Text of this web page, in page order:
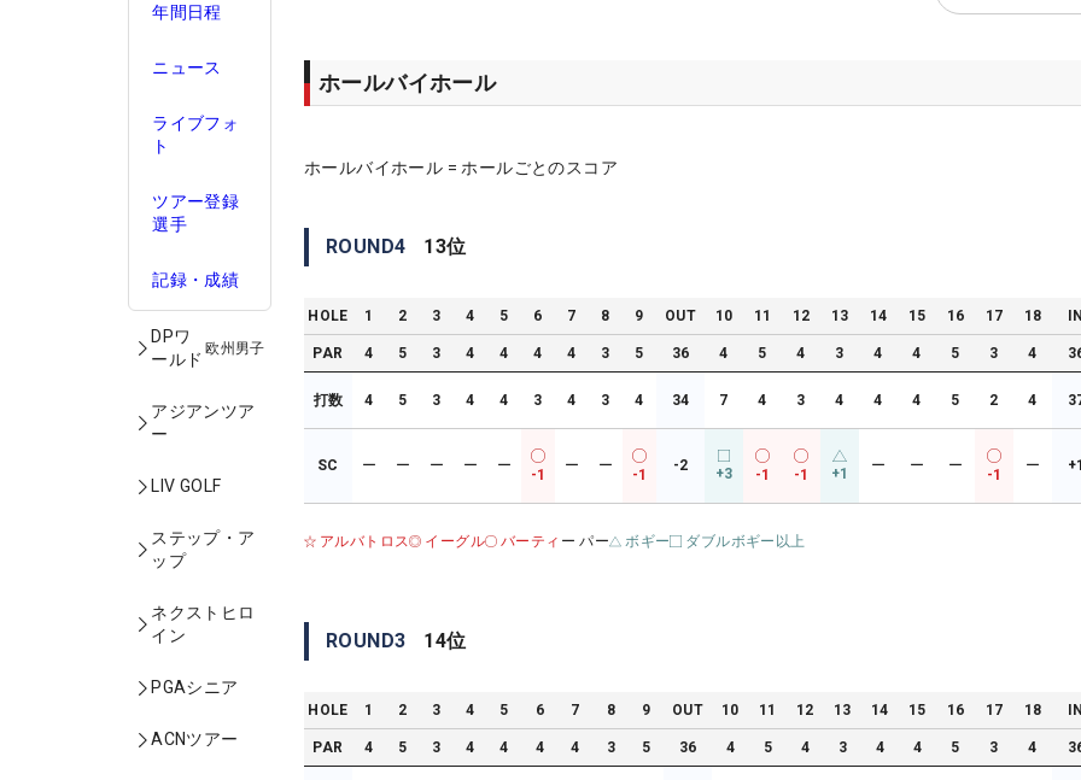
年間日程
ニュース
ライブフォ
ト
ツアー登録
選手
記録・成績
DPワ
ールド
欧州男子
アジアンツア
ー
LIV GOLF
ステップ・ア
ップ
ネクストヒロ
イン
PGAシニア
ACNツアー
ホールバイホール
ホールバイホール = ホールごとのスコア
ROUND4 13位
HOLE 1 2 3 4 5 6 7 8 9 OUT 10 11 12 13 14 15 16 17 18
PAR 4 5 3 4 4 4 4 3 5 36 4 5 4 3 4 4 5 3 4
打数 4 5 3 4 4 3 4 3 4 34 7 4 3 4 4 4 5 2 4
SC ー ー ー ー ー
-1
ー ー
-1
-2 +3 -1 -1 +1 ー ー ー
-1
ー
アルバトロス イーグル バーティ ー パー ボギー ダブルボギー以上
ROUND3 14位
HOLE 1 2 3 4 5 6 7 8 9 OUT 10 11 12 13 14 15 16 17 18
PAR 4 5 3 4 4 4 4 3 5 36 4 5 4 3 4 4 5 3 4